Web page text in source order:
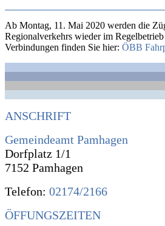
Ab Montag, 11. Mai 2020 werden die
Regionalverkehrs wieder im
Verbindungen finden Sie hier: ÖBB
ANSCHRIFT
Gemeindeamt Pamhagen
Dorfplatz 1/1
7152 Pamhagen
Telefon: 02174/2166
ÖFFUNGSZEITEN